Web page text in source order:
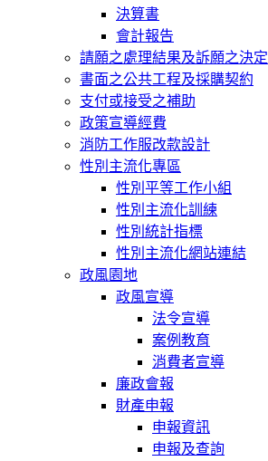
決算書
會計報告
請願之處理結果及訴願之決定
書面之公共工程及採購契約
支付或接受之補助
政策宣導經費
消防工作服改款設計
性別主流化專區
性別平等工作小組
性別主流化訓練
性別統計指標
性別主流化網站連結
政風園地
政風宣導
法令宣導
案例教育
消費者宣導
廉政會報
財產申報
申報資訊
申報及查詢